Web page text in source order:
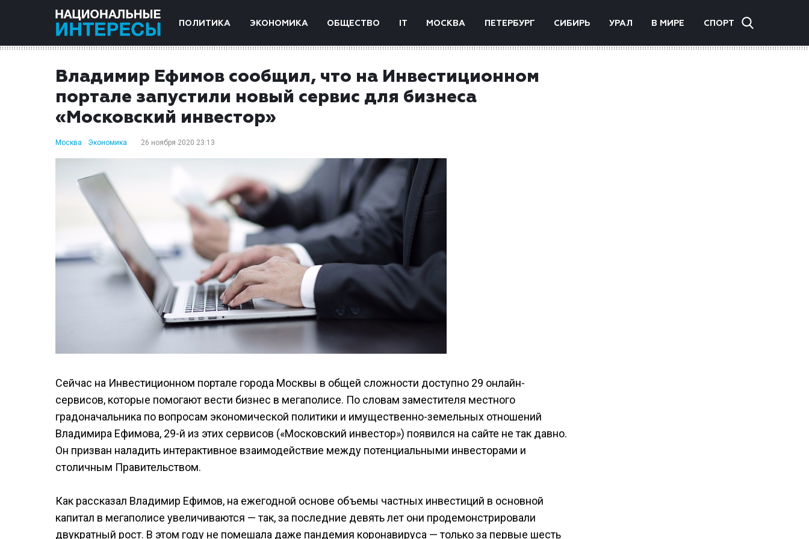
ПОЛИТИКА ЭКОНОМИКА ОБЩЕСТВО IT МОСКВА ПЕТЕРБУРГ СИБИРЬ УРАЛ В МИРЕ СПОРТ
Владимир Ефимов сообщил, что на Инвестиционном
портале запустили новый сервис для бизнеса
«Московский инвестор»
Москва Экономика 26 ноября 2020 23:13
Сейчас на Инвестиционном портале города Москвы в общей сложности доступно 29 онлайн-
сервисов, которые помогают вести бизнес в мегаполисе. По словам заместителя местного
градоначальника по вопросам экономической политики и имущественно-земельных отношений
Владимира Ефимова, 29-й из этих сервисов («Московский инвестор») появился на сайте не так давно.
Он призван наладить интерактивное взаимодействие между потенциальными инвесторами и
столичным Правительством.
Как рассказал Владимир Ефимов, на ежегодной основе объемы частных инвестиций в основной
капитал в мегаполисе увеличиваются — так, за последние девять лет они продемонстрировали
двукратный рост. В этом году не помешала даже пандемия коронавируса — только за первые шесть